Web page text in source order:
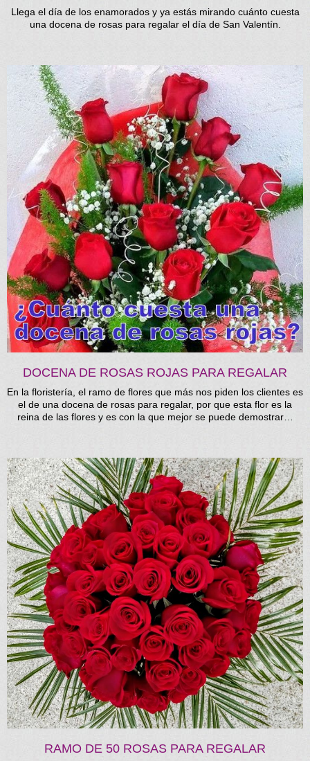
Llega el día de los enamorados y ya estás mirando cuánto cuesta
una docena de rosas para regalar el día de San Valentín.
DOCENA DE ROSAS ROJAS PARA REGALAR
En la floristería, el ramo de flores que más nos piden los clientes es
el de una docena de rosas para regalar, por que esta flor es la
reina de las flores y es con la que mejor se puede demostrar…
RAMO DE 50 ROSAS PARA REGALAR